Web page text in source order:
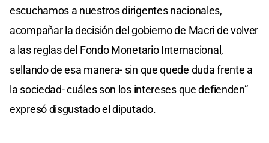
escuchamos a nuestros dirigentes nacionales,
acompañar la decisión del gobierno de Macri de volver
a las reglas del Fondo Monetario Internacional,
sellando de esa manera- sin que quede duda frente a
la sociedad- cuáles son los intereses que defienden”
expresó disgustado el diputado.